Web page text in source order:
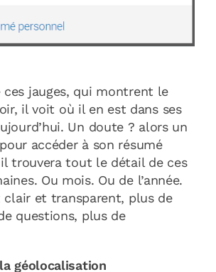
ces jauges, qui montrent le
il voit où il en est dans ses
Un doute ? alors un
accéder à son résumé
trouvera tout le détail de ces
Ou mois. Ou de l’année.
et transparent, plus de
questions, plus de
géolocalisation